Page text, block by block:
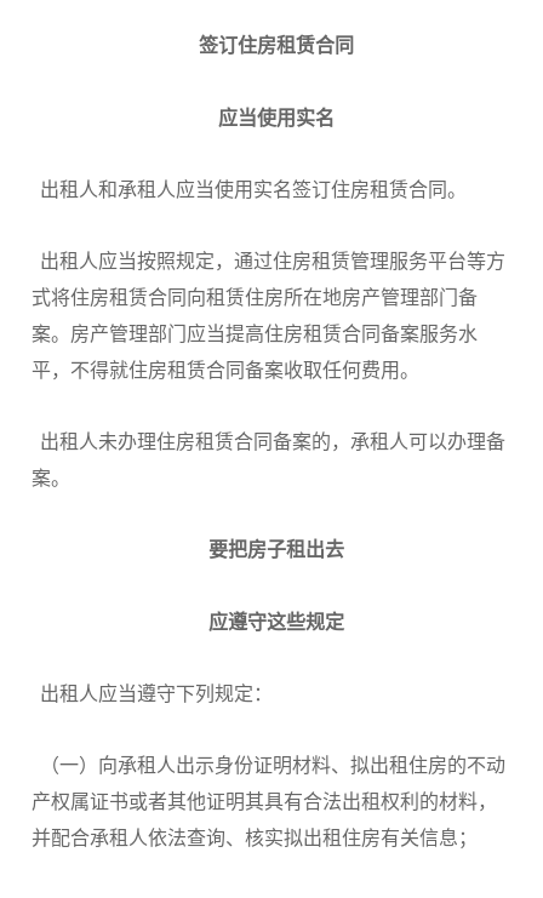
签订住房租赁合同
应当使用实名
出租人和承租人应当使用实名签订住房租赁合同。
出租人应当按照规定，通过住房租赁管理服务平台等方
式将住房租赁合同向租赁住房所在地房产管理部门备
案。房产管理部门应当提高住房租赁合同备案服务水
平，不得就住房租赁合同备案收取任何费用。
出租人未办理住房租赁合同备案的，承租人可以办理备
案。
要把房子租出去
应遵守这些规定
出租人应当遵守下列规定：
（一）向承租人出示身份证明材料、拟出租住房的不动
产权属证书或者其他证明其具有合法出租权利的材料，
并配合承租人依法查询、核实拟出租住房有关信息；